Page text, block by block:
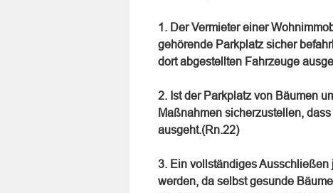
1. Der Vermieter einer
gehörende Parkplatz sicher
dort abgestellten Fahrzeuge
2. Ist der Parkplatz von Bäumen
Maßnahmen sicherzustellen,
ausgeht.(Rn.22)
3. Ein vollständiges Ausschließen
werden, da selbst gesunde